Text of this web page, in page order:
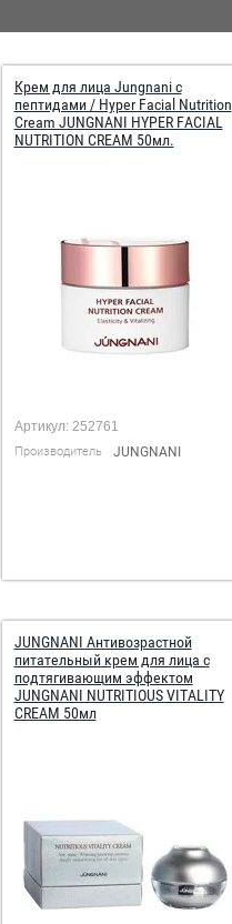
Крем для лица Jungnani с
пептидами / Hyper Facial Nutrition
Cream JUNGNANI HYPER FACIAL
NUTRITION CREAM 50мл.
Артикул:252761
Производитель JUNGNANI
JUNGNANI Антивозрастной
питательный крем для лица с
подтягивающим эффектом
JUNGNANI NUTRITIOUS VITALITY
CREAM 50мл